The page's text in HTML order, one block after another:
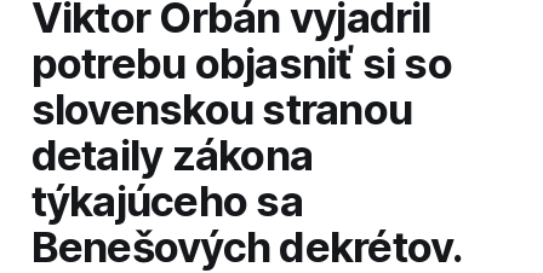
Viktor Orbán vyjadril
potrebu objasniť si so
slovenskou stranou
detaily zákona
týkajúceho sa
Benešových dekrétov.